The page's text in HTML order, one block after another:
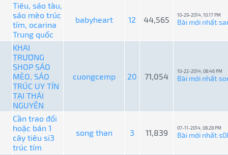
Tiêu, sáo tàu,
sáo mèo trúc
tím, ocarina
Trung quốc
babyheart 12 44,565 10-29-2014, 10:17 PM
Bài mới nhất:
KHAI
TRƯƠNG
SHOP SÁO
MÈO, SÁO
TRÚC UY TÍN
TẠI THÁI
NGUYÊN
cuongcemp 20 71,054
10-22-2014, 08:46 PM
Bài mới nhất:
Cần trao đổi
hoặc bán 1
cây tiêu si3
trúc tím
song than 3 11,839 07-11-2014, 08:28 PM
Bài mới nhất: